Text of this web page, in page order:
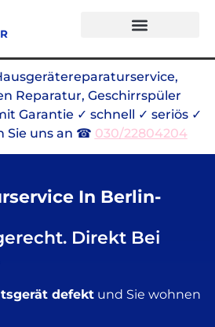
Reparatur, Geschirrspüler
Garantie ✓ schnell ✓ seriös ✓
Sie uns an ☎ 030/22804204
In Berlin-
Direkt Bei
defekt und Sie wohnen